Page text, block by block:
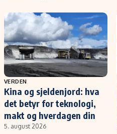
VERDEN
Kina og sjeldenjord: hva
det betyr for teknologi,
makt og hverdagen din
5. august 2026